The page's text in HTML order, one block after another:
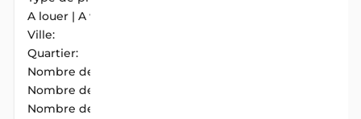
A louer | A vendre:
Ville:
Quartier:
Nombre de chambres:
Nombre de douches:
Nombre de garages: